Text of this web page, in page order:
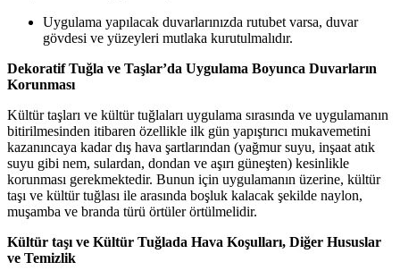
Uygulama yapılacak duvarlarınızda rutubet varsa, duvar
gövdesi ve yüzeyleri mutlaka kurutulmalıdır.
Dekoratif Tuğla ve Taşlar’da Uygulama Boyunca Duvarların
Korunması
Kültür taşları ve kültür tuğlaları uygulama sırasında ve uygulamanın
bitirilmesinden itibaren özellikle ilk gün yapıştırıcı mukavemetini
kazanıncaya kadar dış hava şartlarından (yağmur suyu, inşaat atık
suyu gibi nem, sulardan, dondan ve aşırı güneşten) kesinlikle
korunması gerekmektedir. Bunun için uygulamanın üzerine, kültür
taşı ve kültür tuğlası ile arasında boşluk kalacak şekilde naylon,
muşamba ve branda türü örtüler örtülmelidir.
Kültür taşı ve Kültür Tuğlada Hava Koşulları, Diğer Hususlar
ve Temizlik